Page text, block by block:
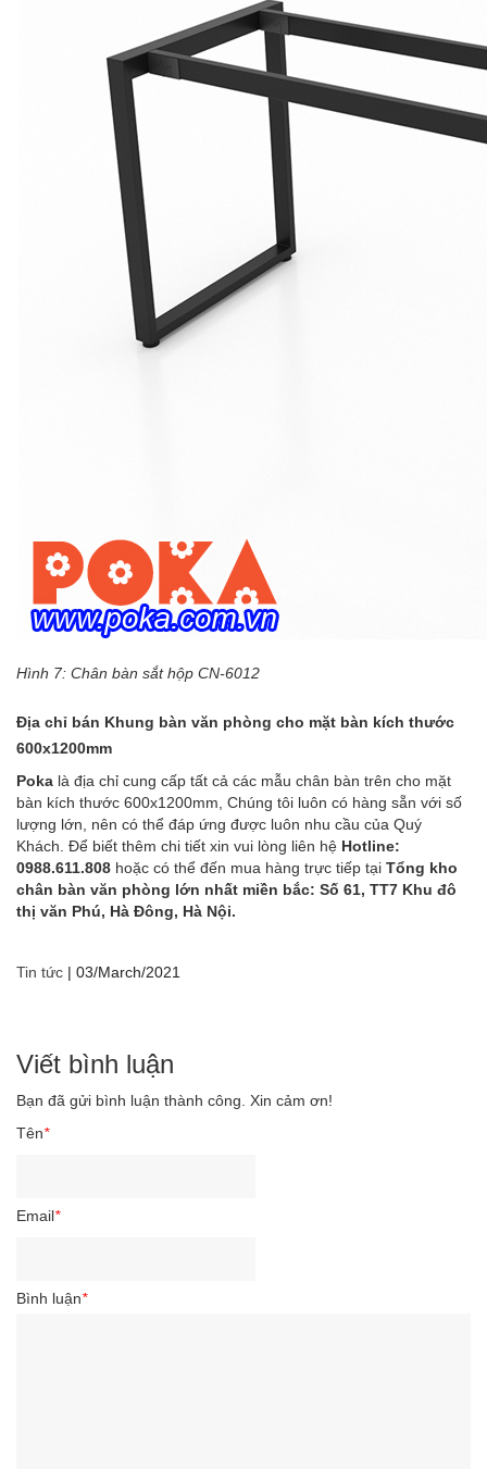
Hình 7: Chân bàn sắt hộp CN-6012
Địa chỉ bán Khung bàn văn phòng cho mặt bàn kích thước
600x1200mm
Poka là địa chỉ cung cấp tất cả các mẫu chân bàn trên cho mặt
bàn kích thước 600x1200mm, Chúng tôi luôn có hàng sẵn với số
lượng lớn, nên có thể đáp ứng được luôn nhu cầu của Quý
Khách. Để biết thêm chi tiết xin vui lòng liên hệ Hotline:
0988.611.808 hoặc có thể đến mua hàng trực tiếp tại Tổng kho
chân bàn văn phòng lớn nhất miền bắc: Số 61, TT7 Khu đô
thị văn Phú, Hà Đông, Hà Nội.
Tin tức | 03/March/2021
Viết bình luận
Bạn đã gửi bình luận thành công. Xin cảm ơn!
Tên*
Email*
Bình luận*